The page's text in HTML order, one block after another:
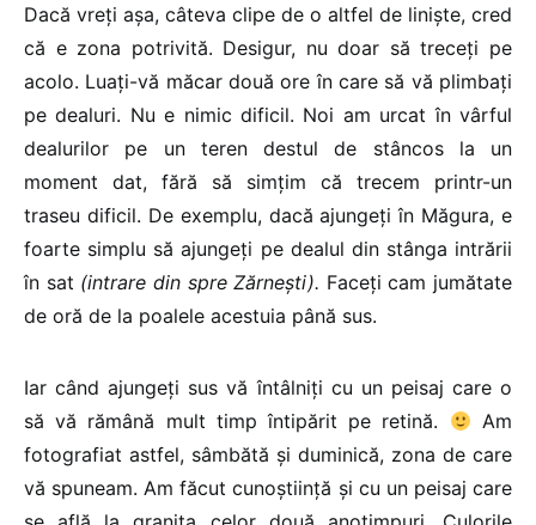
Dacă vreți așa, câteva clipe de o altfel de liniște, cred
că e zona potrivită. Desigur, nu doar să treceți pe
acolo. Luați-vă măcar două ore în care să vă plimbați
pe dealuri. Nu e nimic dificil. Noi am urcat în vârful
dealurilor pe un teren destul de stâncos la un
moment dat, fără să simțim că trecem printr-un
traseu dificil. De exemplu, dacă ajungeți în Măgura, e
foarte simplu să ajungeți pe dealul din stânga intrării
în sat (intrare din spre Zărnești). Faceți cam jumătate
de oră de la poalele acestuia până sus.
Iar când ajungeți sus vă întâlniți cu un peisaj care o
să vă rămână mult timp întipărit pe retină.
Am
fotografiat astfel, sâmbătă și duminică, zona de care
vă spuneam. Am făcut cunoștiință și cu un peisaj care